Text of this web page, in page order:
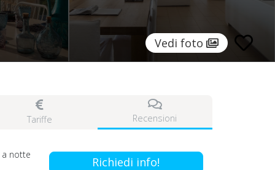
Vedi foto
Tariffe Recensioni
a notte
Richiedi info!